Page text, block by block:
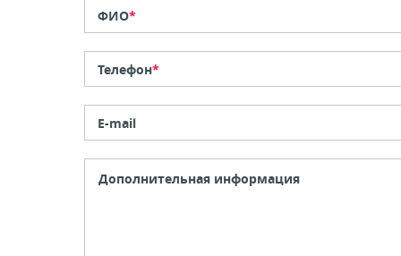
ФИО*
Телефон*
E-mail